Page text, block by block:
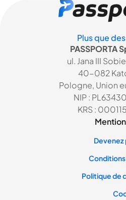
Plus que
PASSPORTA
ul. Jana III
40-082
Pologne, Union
NIP :
KRS :
Devenez
Politique de